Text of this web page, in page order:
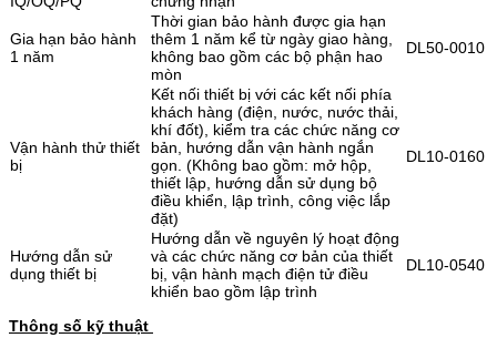
Gia hạn bảo hành
1 năm
Thời gian bảo hành được gia hạn
thêm 1 năm kể từ ngày giao hàng,
không bao gồm các bộ phận hao
mòn
DL50-0010
Vận hành thử thiết
bị
Kết nối thiết bị với các kết nối phía
khách hàng (điện, nước, nước thải,
khí đốt), kiểm tra các chức năng cơ
bản, hướng dẫn vận hành ngắn
gọn. (Không bao gồm: mở hộp,
thiết lập, hướng dẫn sử dụng bộ
điều khiển, lập trình, công việc lắp
đặt)
DL10-0160
Hướng dẫn sử
dụng thiết bị
Hướng dẫn về nguyên lý hoạt động
và các chức năng cơ bản của thiết
bị, vận hành mạch điện tử điều
khiển bao gồm lập trình
DL10-0540
Thông số kỹ thuật